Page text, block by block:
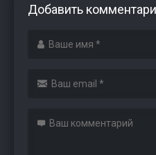
Добавить